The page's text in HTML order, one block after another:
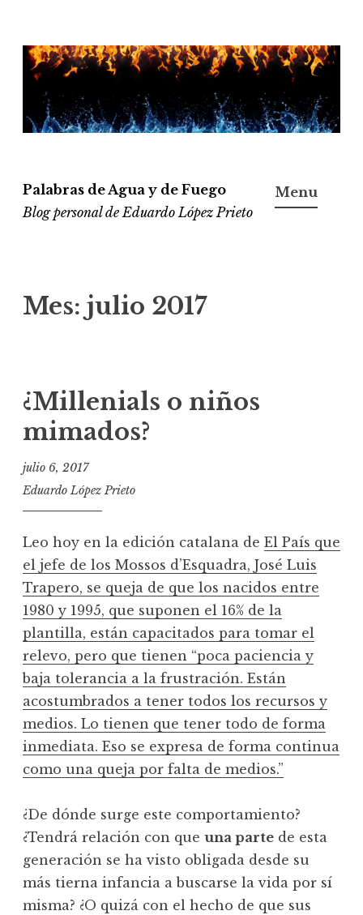
Ir
al
contenido
Palabras de Agua y de Fuego
Blog personal de Eduardo López Prieto
Menu
Mes: julio 2017
¿Millenials o niños
mimados?
julio 6, 2017
Eduardo López Prieto
Leo hoy en la edición catalana de El País que
el jefe de los Mossos d’Esquadra, José Luis
Trapero, se queja de que los nacidos entre
1980 y 1995, que suponen el 16% de la
plantilla, están capacitados para tomar el
relevo, pero que tienen “poca paciencia y
baja tolerancia a la frustración. Están
acostumbrados a tener todos los recursos y
medios. Lo tienen que tener todo de forma
inmediata. Eso se expresa de forma continua
como una queja por falta de medios.”
¿De dónde surge este comportamiento?
¿Tendrá relación con que una parte de esta
generación se ha visto obligada desde su
más tierna infancia a buscarse la vida por sí
misma? ¿O quizá con el hecho de que sus